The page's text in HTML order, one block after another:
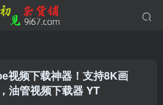
视频下载神器！支持8K画
油管视频下载器 YT